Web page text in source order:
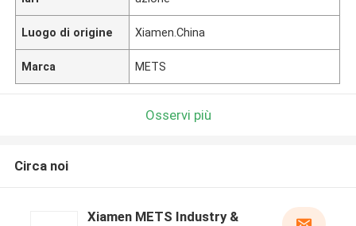
Luogo di origine Xiamen.China
Marca METS
Osservi più
Circa noi
Xiamen METS Industry &